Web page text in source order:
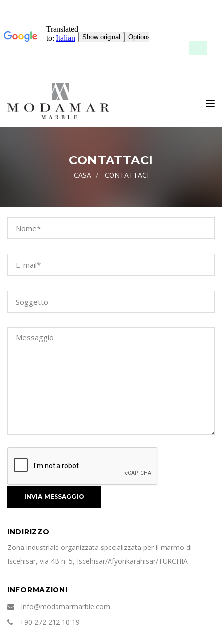
Attiva/
CONTATTACI
CASA CONTATTACI
INDIRIZZO
Zona industriale organizzata specializzata per il marmo di
Iscehisar, via 4B n. 5, Iscehisar/Afyonkarahisar/TURCHIA
INFORMAZIONI
info@modamarmarble.com
+90 272 212 10 19